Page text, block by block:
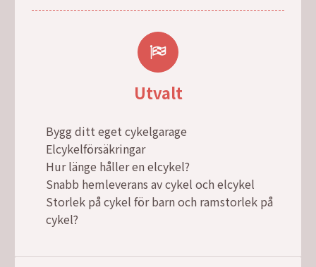
Utvalt
Bygg ditt eget cykelgarage
Elcykelförsäkringar
Hur länge håller en elcykel?
Snabb hemleverans av cykel och elcykel
Storlek på cykel för barn och ramstorlek på
cykel?